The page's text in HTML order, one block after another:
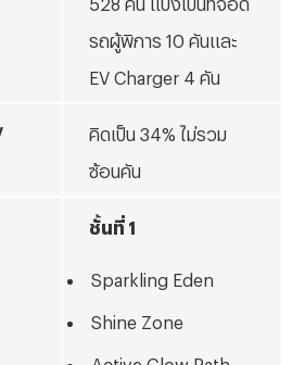
รถผู้พิการ 10 คันและ
EV Charger 4 คัน
คิดเป็น 34% ไม่รวม
ซ้อนคัน
ชั้นที่ 1
Sparkling Eden
Shine Zone
Active Glow Path